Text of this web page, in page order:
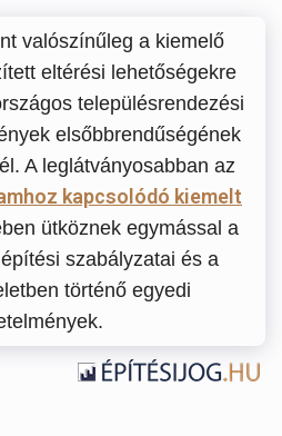
valószínűleg a kiemelő
eltérési lehetőségekre
településrendezési
elsőbbrendűségének
A leglátványosabban az
kapcsolódó kiemelt
ütköznek egymással a
szabályzatai és a
történő egyedi